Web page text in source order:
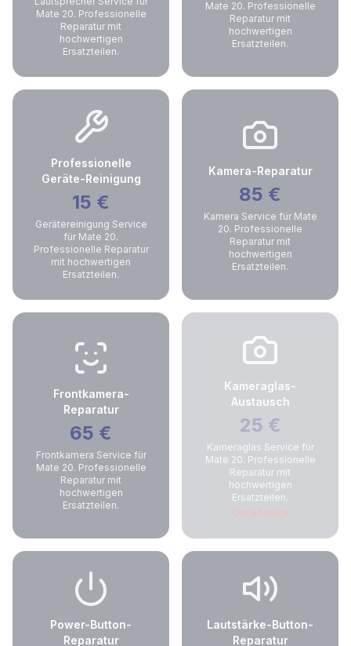
Mate 20. Professionelle
Reparatur mit
hochwertigen
Ersatzteilen.
Mate 20. Professionelle
Reparatur mit
hochwertigen
Ersatzteilen.
Professionelle
Geräte-Reinigung
15 €
Gerätereinigung Service
für Mate 20.
Professionelle Reparatur
mit hochwertigen
Ersatzteilen.
Kamera-Reparatur
85 €
Kamera Service für Mate
20. Professionelle
Reparatur mit
hochwertigen
Ersatzteilen.
Frontkamera-
Reparatur
65 €
Frontkamera Service für
Mate 20. Professionelle
Reparatur mit
hochwertigen
Ersatzteilen.
Kameraglas-
Austausch
25 €
Kameraglas Service für
Mate 20. Professionelle
Reparatur mit
hochwertigen
Ersatzteilen.
Out of stock
Power-Button-
Reparatur
Lautstärke-Button-
Reparatur